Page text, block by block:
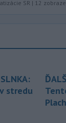
SR | 12
stredu